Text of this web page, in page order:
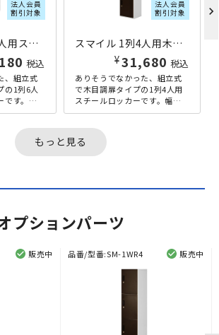
法人会員
割引対象
スマイル 1列6人用スチール扉ロッカー W320×D515×H1790 ホワイト
税込
、組立式
の1列6人
です。幅
イズであ
法人会員
割引対象
スマイル 1列4人用木目調扉ロッカー W320×D515×H1790 ダークブラウン
¥31,680 税込
ありそうでなかった、組立式
で木目調扉タイプの1列4人用
スチールロッカーです。幅
320mmとスリムなサイズであ
めの5...
chevron_right
もっと見る
プションパーツ
販売中 品番/型番:SM-1WR4 販売中